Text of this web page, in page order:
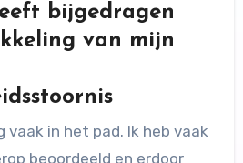
bijgedragen
van mijn
vaak in het pad. Ik heb vaak
beoordeeld en erdoor